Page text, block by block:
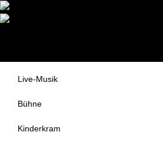
Themen
Live-Musik
Bühne
Kinderkram